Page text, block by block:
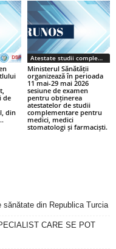
de
din
Atestate studii complementare
Ministerul Sănătății
organizează în perioada
11 mai-29 mai 2026
sesiune de examen
pentru obținerea
atestatelor de studii
complementare pentru
medici, medici
stomatologi și farmaciști.
din Republica Turcia
CARE SE POT